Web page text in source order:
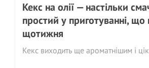
Кекс на олії — настільки
простий у приготуванні, що
щотижня
Кекс виходить ще ароматнішим і